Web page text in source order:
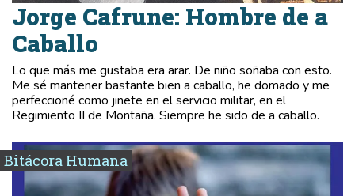
Jorge Cafrune: Hombre de a
Caballo
Lo que más me gustaba era arar. De niño soñaba con esto.
Me sé mantener bastante bien a caballo, he domado y me
perfeccioné como jinete en el servicio militar, en el
Regimiento II de Montaña. Siempre he sido de a caballo.
Bitácora Humana